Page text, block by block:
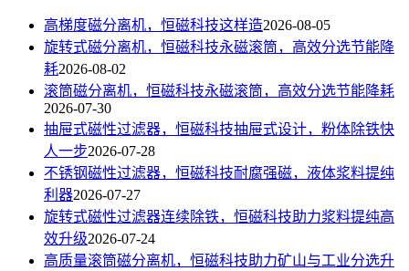
高梯度磁分离机，恒磁科技这样造2026-08-05
旋转式磁分离机，恒磁科技永磁滚筒，高效分选节能降
耗2026-08-02
滚筒磁分离机，恒磁科技永磁滚筒，高效分选节能降耗
2026-07-30
抽屉式磁性过滤器，恒磁科技抽屉式设计，粉体除铁快
人一步2026-07-28
不锈钢磁性过滤器，恒磁科技耐腐强磁，液体浆料提纯
利器2026-07-27
旋转式磁性过滤器连续除铁，恒磁科技助力浆料提纯高
效升级2026-07-24
高质量滚筒磁分离机，恒磁科技助力矿山与工业分选升